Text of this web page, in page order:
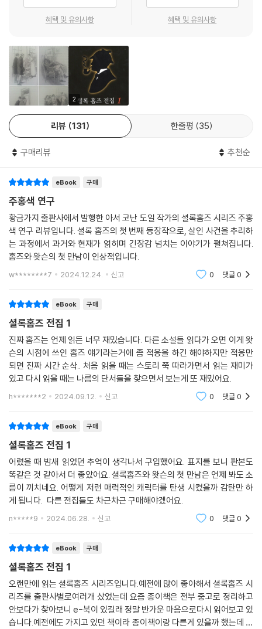
누리고 1930년 사망하였다.
셜록 홈스는 도일의 장편과 단편 총 60여 편에서 활약하며 세계 각국에 소
개되었다. 괴팍한 성격과 탁월한 재능으로 카리스마를 만들어 내는 홈스의
모습에, 독자들은 그를 명탐정의 대명사로 일컬었고 심지어는 실제 인물이
라고 믿게 되기까지 했다. 홈스 연재물은 몇 번이나 중단되고 그때마다 독
nd』지에 연재되었던 『바스커빌가의 개The Hound of the Baskerville
s』는 소름 끼치는 고가(古家)의 분위기와 황량한 황무지 등, 뛰어난 묘사
와 숨 막히는 전개로 셜록 홈스가 등장하는 장편 4부작 중 가장 뛰어난 작
도일의 다른 작품으로는 『네 개의 서명The Sign of Four』(1890), 『셜록
홈스의 모험The Adventures of Sherlock Holmes』(1892), 『셜록 홈
스의 회상The Memoirs of Sherlock Holmes』(1893) 등 홈스 추리물
을 비롯하여 영화 「쥐라기 공원Jurassic Park」의 원작 격인 모험 소설 『잃
어버린 세계The Lost World』와 보어 전쟁에 관한 르포『위대한 보어 전
쟁The Great Boer War』 등 다수가 있다.
혜택 및 유의사항 혜택 및 유의사항
2
리뷰 131 한줄평 35
구매리뷰 추천순
eBook 구매
주홍색 연구
황금가지 출판사에서 발행한 아서 코난 도일 작가의 셜록홈즈 시리즈 주홍
색 연구 리뷰입니다. 셜록 홈즈의 첫 번째 등장작으로, 살인 사건을 추리하
는 과정에서 과거와 현재가 얽히며 긴장감 넘치는 이야기가 펼쳐집니다.
홈즈와 왓슨의 첫 만남이 인상적입니다.
w********7 2024.12.24. 신고 0 댓글0
eBook 구매
셜록홈즈 전집 1
진짜 홈즈는 언제 읽든 너무 재밌습니다. 다른 소설들 읽다가 오면 이게 왓
슨의 시점에 쓰인 홈즈 얘기라는거에 좀 적응을 하긴 해야하지만 적응만
되면 진짜 시간 순삭.. 처음 읽을 때는 스토리 쭉 따라가면서 읽는 재미가
있고 다시 읽을 때는 나름의 단서들을 찾으면서 보는게 또 재밌어요.
h*******2 2024.09.12. 신고 0 댓글0
eBook 구매
셜록홈즈 전집 1
어렸을 때 밤새 읽었던 추억이 생각나서 구입했어요. 표지를 보니 판본도
똑같은 것 같아서 더 좋았어요. 셜록홈즈와 왓슨의 첫 만남은 언제 봐도 소
름이 끼치네요. 어떻게 저런 매력적인 캐릭터를 탄생 시켰을까 감탄만 하
게 됩니다. 다른 전집들도 차근차근 구매해야겠어요.
n*****9 2024.06.28. 신고 0 댓글0
eBook 구매
셜록홈즈 전집 1
오랜만에 읽는 셜록홈즈 시리즈입니다.예전에 많이 좋아해서 셜록홈즈 시
리즈를 출판사별로여러개 샀었는데 요즘 종이책은 전부 중고로 정리하고
안보다가 찾아보니 e-북이 있길래 정말 반가운 마음으로다시 읽어보고 있
습니다.예전에도 가지고 있던 책이라 종이책이랑 다른게 있을까 했는데 변